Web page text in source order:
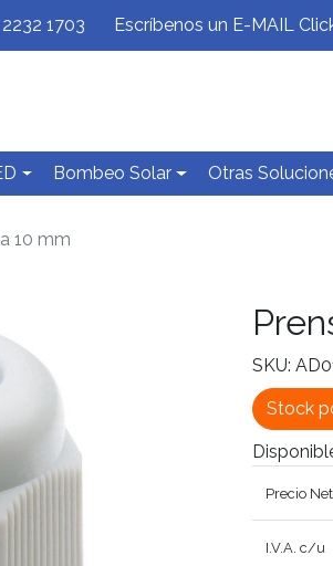
1703 Escríbenos un E-MAIL
Bombeo Solar Otras
10 mm
SKU:
Stock
Precio
I.V.A. c/u